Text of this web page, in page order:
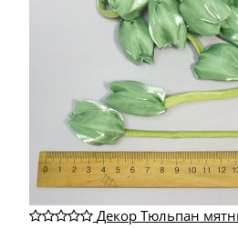
Декор Тюльпан